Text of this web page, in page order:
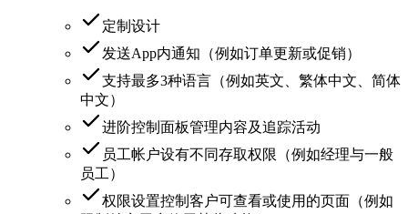
定制设计
发送App内通知（例如订单更新或促销）
支持最多3种语言（例如英文、繁体中文、简体
中文）
进阶控制面板管理内容及追踪活动
员工帐户设有不同存取权限（例如经理与一般
员工）
权限设置控制客户可查看或使用的页面（例如